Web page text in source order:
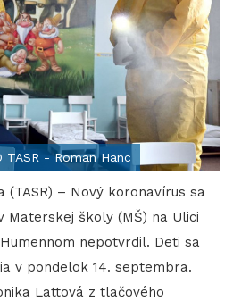
TASR - Roman Hanc
(TASR) – Nový koronavírus sa
Materskej školy (MŠ) na Ulici
nepotvrdil. Deti sa
v pondelok 14. septembra.
Lattová z tlačového